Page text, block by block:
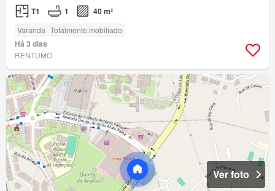
T1 1 40 m²
Varanda Totalmente mobiliado
Há 3 dias
RENTUMO
Ver foto